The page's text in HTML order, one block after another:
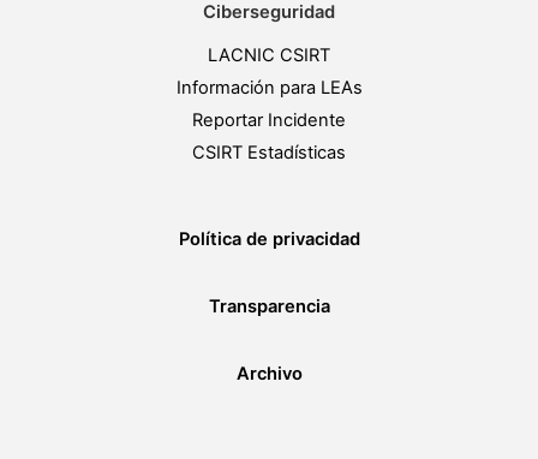
Ciberseguridad
LACNIC CSIRT
Información para LEAs
Reportar Incidente
CSIRT Estadísticas
Política de privacidad
Transparencia
Archivo